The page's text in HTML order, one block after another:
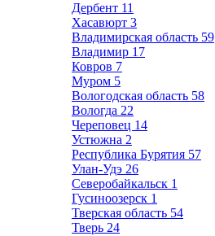
Дербент 11
Хасавюрт 3
Владимирская область 59
Владимир 17
Ковров 7
Муром 5
Вологодская область 58
Вологда 22
Череповец 14
Устюжна 2
Республика Бурятия 57
Улан-Удэ 26
Северобайкальск 1
Гусиноозерск 1
Тверская область 54
Тверь 24